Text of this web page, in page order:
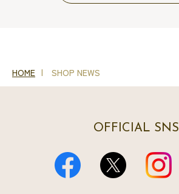
HOME SHOP NEWS
OFFICIAL SNS